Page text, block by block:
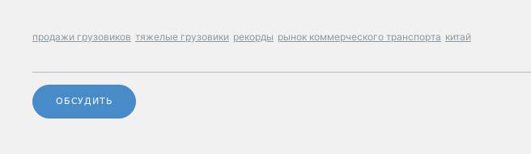
продажи грузовиков тяжелые грузовики рекорды рынок коммерческого транспорта китай
ОБСУДИТЬ